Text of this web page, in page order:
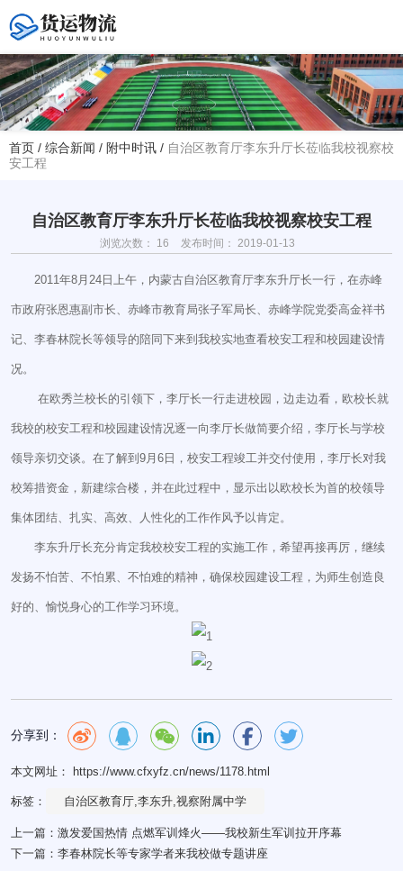
您好！欢迎访问赤峰大学附属中学官方网站！
赤峰市红山区大新地路29号
首页 / 综合新闻 / 附中时讯 / 自治区教育厅李东升厅长莅临我校视察校
安工程
自治区教育厅李东升厅长莅临我校视察校安工程
浏览次数： 16 发布时间： 2019-01-13
2011年8月24日上午，内蒙古自治区教育厅李东升厅长一行，在赤峰
市政府张恩惠副市长、赤峰市教育局张子军局长、赤峰学院党委高金祥书
记、李春林院长等领导的陪同下来到我校实地查看校安工程和校园建设情
况。
在欧秀兰校长的引领下，李厅长一行走进校园，边走边看，欧校长就
我校的校安工程和校园建设情况逐一向李厅长做简要介绍，李厅长与学校
领导亲切交谈。在了解到9月6日，校安工程竣工并交付使用，李厅长对我
校筹措资金，新建综合楼，并在此过程中，显示出以欧校长为首的校领导
集体团结、扎实、高效、人性化的工作作风予以肯定。
李东升厅长充分肯定我校校安工程的实施工作，希望再接再厉，继续
发扬不怕苦、不怕累、不怕难的精神，确保校园建设工程，为师生创造良
好的、愉悦身心的工作学习环境。
分享到：
本文网址： https://www.cfxyfz.cn/news/1178.html
标签： 自治区教育厅,李东升,视察附属中学
上一篇： 激发爱国热情 点燃军训烽火——我校新生军训拉开序幕
下一篇： 李春林院长等专家学者来我校做专题讲座